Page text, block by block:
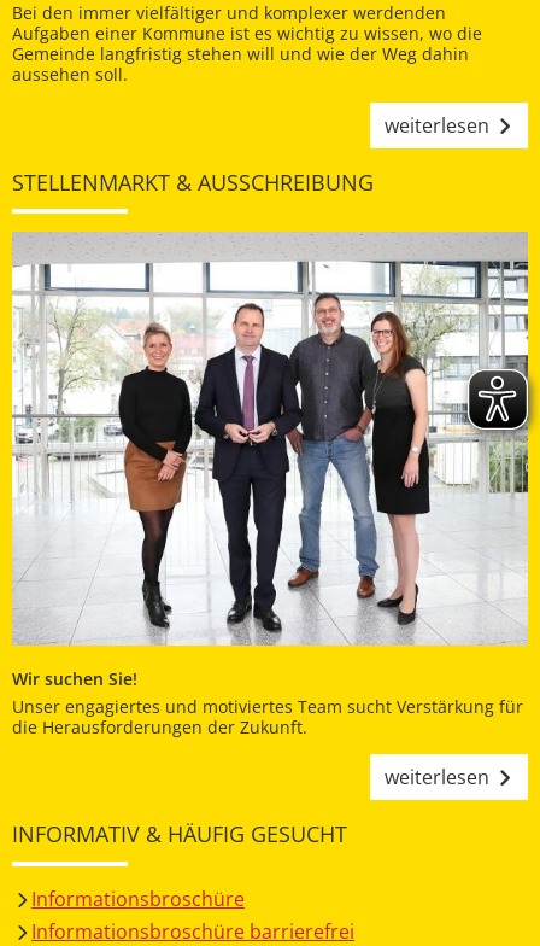
Bei den immer vielfältiger und komplexer werdenden
Aufgaben einer Kommune ist es wichtig zu wissen, wo die
Gemeinde langfristig stehen will und wie der Weg dahin
aussehen soll.
weiterlesen
STELLENMARKT & AUSSCHREIBUNG
Wir suchen Sie!
Unser engagiertes und motiviertes Team sucht Verstärkung für
die Herausforderungen der Zukunft.
weiterlesen
INFORMATIV & HÄUFIG GESUCHT
Informationsbroschüre
Informationsbroschüre barrierefrei